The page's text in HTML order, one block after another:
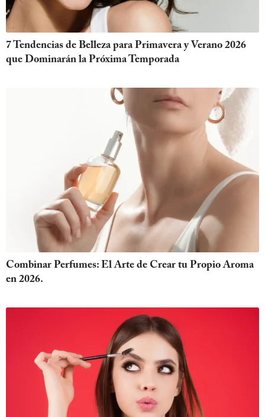
7 Tendencias de Belleza para Primavera y Verano 2026
que Dominarán la Próxima Temporada
Combinar Perfumes: El Arte de Crear tu Propio Aroma
en 2026.